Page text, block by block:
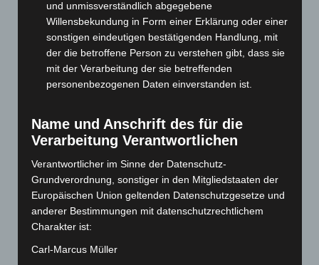
Oktober 2024(93)
September 2024(112)
August 2024(107)
Juli 2024(89)
Juni 2024
April 2024(102)
März 2024
(103)
Februar 2024(103)
Januar 2024(111)
Dezember 2023
(130)
November 2023(130)
und unmissverständlich abgegebene
Willensbekundung in Form einer Erklärung oder einer
sonstigen eindeutigen bestätigenden Handlung, mit
der die betroffene Person zu verstehen gibt, dass sie
mit der Verarbeitung der sie betreffenden
personenbezogenen Daten einverstanden ist.
Name und Anschrift des für die
Verarbeitung Verantwortlichen
Verantwortlicher im Sinne der Datenschutz-
Grundverordnung, sonstiger in den Mitgliedstaaten der
Europäischen Union geltenden Datenschutzgesetze und
anderer Bestimmungen mit datenschutzrechtlichem
Charakter ist:
Carl-Marcus Müller